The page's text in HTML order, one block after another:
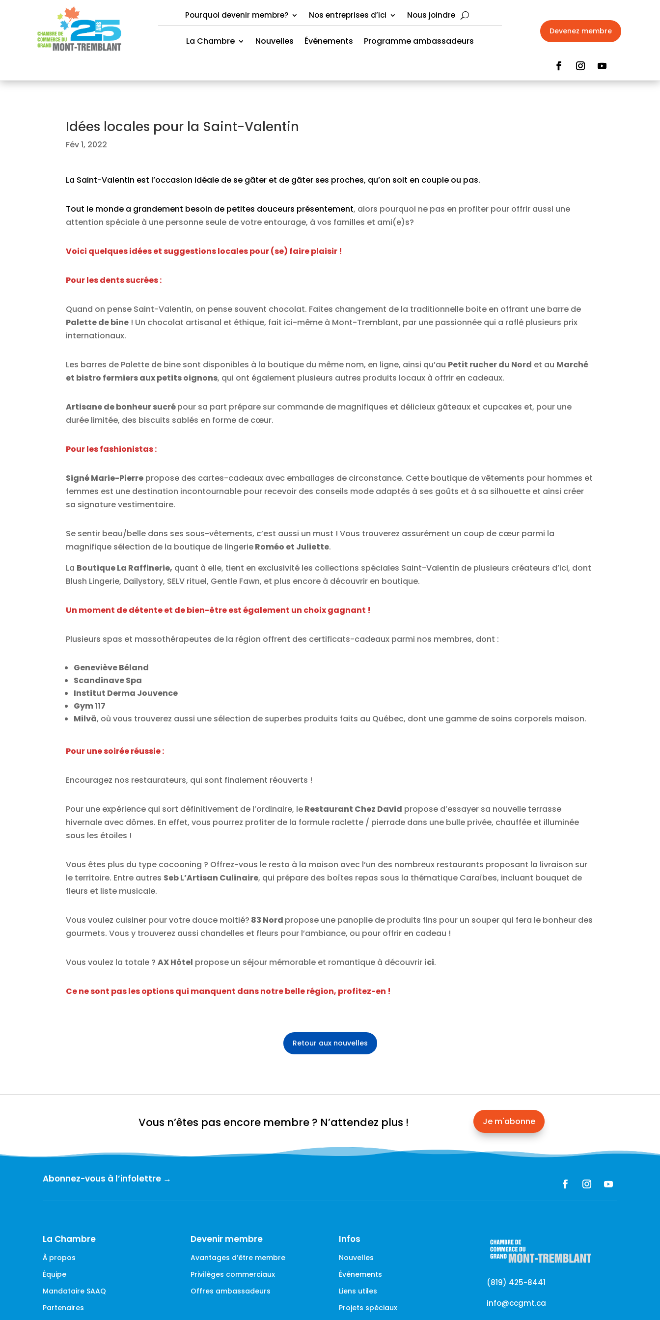
Pourquoi devenir membre? Nos entreprises d’ici Nous joindre
La Chambre Nouvelles Événements Programme ambassadeurs
Devenez membre
Idées locales pour la Saint-Valentin
Fév 1, 2022
La Saint-Valentin est l’occasion idéale de se gâter et de gâter ses proches, qu’on soit en couple ou pas.
Tout le monde a grandement besoin de petites douceurs présentement, alors pourquoi ne pas en profiter pour offrir aussi une
attention spéciale à une personne seule de votre entourage, à vos familles et ami(e)s?
Voici quelques idées et suggestions locales pour (se) faire plaisir !
Pour les dents sucrées :
Quand on pense Saint-Valentin, on pense souvent chocolat. Faites changement de la traditionnelle boite en offrant une barre de
Palette de bine ! Un chocolat artisanal et éthique, fait ici-même à Mont-Tremblant, par une passionnée qui a raflé plusieurs prix
internationaux.
Les barres de Palette de bine sont disponibles à la boutique du même nom, en ligne, ainsi qu’au Petit rucher du Nord et au Marché
et bistro fermiers aux petits oignons, qui ont également plusieurs autres produits locaux à offrir en cadeaux.
Artisane de bonheur sucrépour sa part prépare sur commande de magnifiques et délicieux gâteaux et cupcakes et, pour une
durée limitée, des biscuits sablés en forme de cœur.
Pour les fashionistas :
Signé Marie-Pierre propose des cartes-cadeaux avec emballages de circonstance. Cette boutique de vêtements pour hommes et
femmes est une destination incontournable pour recevoir des conseils mode adaptés à ses goûts et à sa silhouette et ainsi créer
sa signature vestimentaire.
Se sentir beau/belle dans ses sous-vêtements, c’est aussi un must ! Vous trouverez assurément un coup de cœur parmi la
magnifique sélection de la boutique de lingerieRoméo et Juliette.
La Boutique La Raffinerie, quant à elle, tient en exclusivité les collections spéciales Saint-Valentin de plusieurs créateurs d’ici, dont
Blush Lingerie, Dailystory, SELV rituel, Gentle Fawn, et plus encore à découvrir en boutique.
Un moment de détente et de bien-être est également un choix gagnant !
Plusieurs spas et massothérapeutes de la région offrent des certificats-cadeaux parmi nos membres, dont :
Geneviève Béland
Scandinave Spa
Institut Derma Jouvence
Gym 117
Milvä, où vous trouverez aussi une sélection de superbes produits faits au Québec, dont une gamme de soins corporels maison.
Pour une soirée réussie :
Encouragez nos restaurateurs, qui sont finalement réouverts !
Pour une expérience qui sort définitivement de l’ordinaire, leRestaurant Chez David propose d’essayer sa nouvelle terrasse
hivernale avec dômes. En effet, vous pourrez profiter de la formule raclette / pierrade dans une bulle privée, chauffée et illuminée
sous les étoiles !
Vous êtes plus du type cocooning ? Offrez-vous le resto à la maison avec l’un des nombreux restaurants proposant la livraison sur
le territoire. Entre autres Seb L’Artisan Culinaire, qui prépare des boîtes repas sous la thématique Caraïbes, incluant bouquet de
fleurs et liste musicale.
Vous voulez cuisiner pour votre douce moitié? 83 Nord propose une panoplie de produits fins pour un souper qui fera le bonheur des
gourmets. Vous y trouverez aussi chandelles et fleurs pour l’ambiance, ou pour offrir en cadeau !
Vous voulez la totale ?AX Hôtel propose un séjour mémorable et romantique à découvrir ici.
Ce ne sont pas les options qui manquent dans notre belle région, profitez-en !
Retour aux nouvelles
Vous n’êtes pas encore membre ? N’attendez plus ! Je m'abonne
Abonnez-vous à l’infolettre →
La Chambre
À propos
Équipe
Mandataire SAAQ
Partenaires
Devenir membre
Avantages d’être membre
Privilèges commerciaux
Offres ambassadeurs
Infos
Nouvelles
Événements
Liens utiles
Projets spéciaux
(819) 425-8441
info@ccgmt.ca